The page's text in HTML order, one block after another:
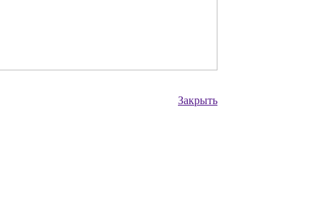
Закрыть